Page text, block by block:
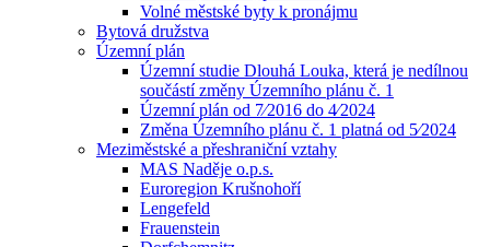
Volné městské byty k pronájmu
Bytová družstva
Územní plán
Územní studie Dlouhá Louka, která je nedílnou
součástí změny Územního plánu č. 1
Územní plán od 7⁄2016 do 4⁄2024
Změna Územního plánu č. 1 platná od 5⁄2024
Meziměstské a přeshraniční vztahy
MAS Naděje o.p.s.
Euroregion Krušnohoří
Lengefeld
Frauenstein